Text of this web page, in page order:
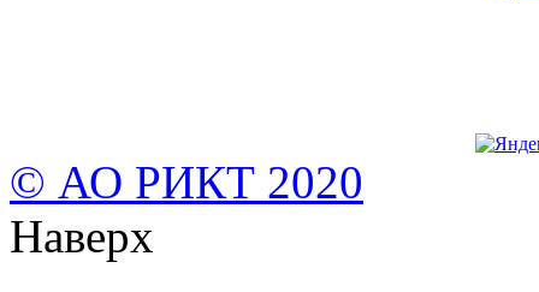
© АО РИКТ 2020
Наверх